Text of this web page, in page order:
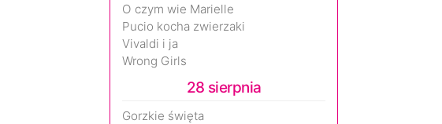
O czym wie Marielle
Pucio kocha zwierzaki
Vivaldi i ja
Wrong Girls
28 sierpnia
Gorzkie święta